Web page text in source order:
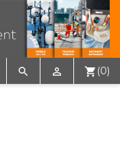
  shopping_cart (0)